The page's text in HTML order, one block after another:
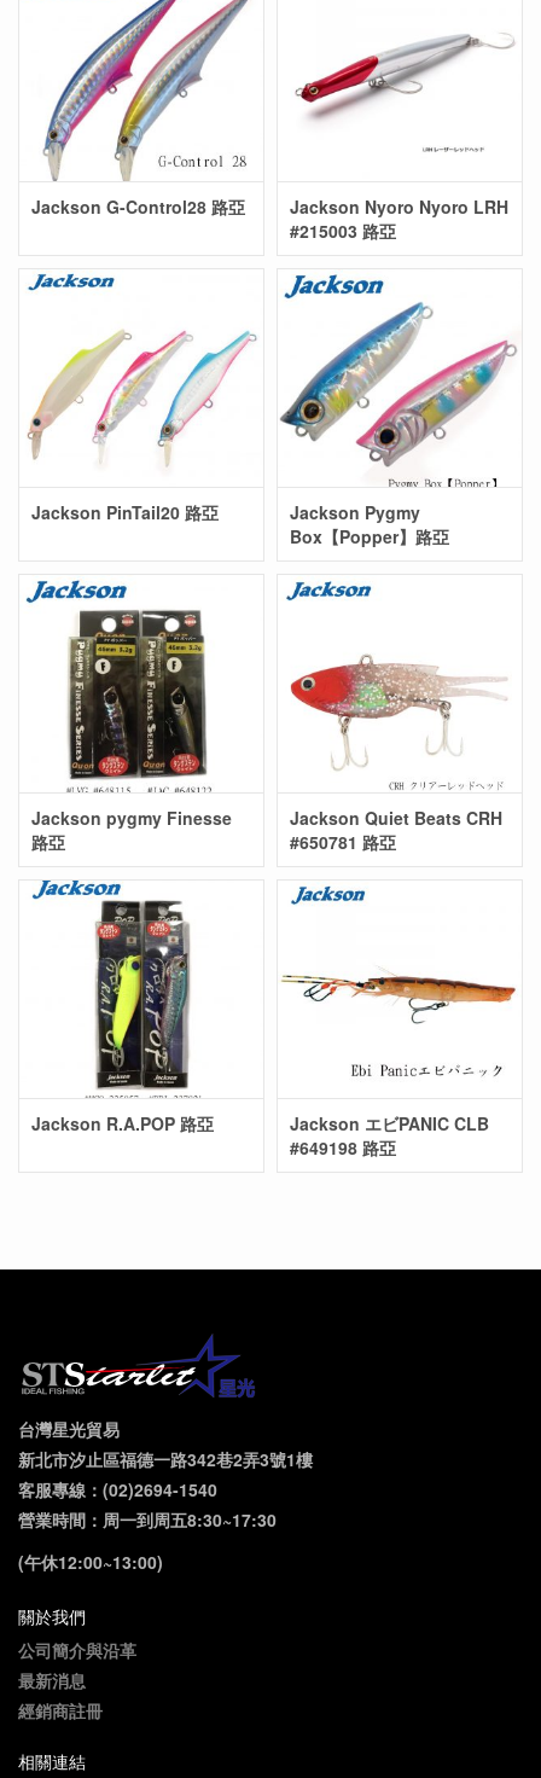
Jackson G-Control28 路亞
Jackson Nyoro Nyoro LRH
#215003 路亞
Jackson PinTail20 路亞
Jackson Pygmy
Box【Popper】路亞
Jackson pygmy Finesse
路亞
Jackson Quiet Beats CRH
#650781 路亞
Jackson R.A.POP 路亞
Jackson エビPANIC CLB
#649198 路亞
台灣星光貿易
新北市汐止區福德一路342巷2弄3號1樓
客服專線：(02)2694-1540
營業時間：周一到周五8:30~17:30
(午休12:00~13:00)
關於我們
公司簡介與沿革
最新消息
經銷商註冊
相關連結